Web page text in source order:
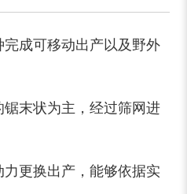
成可移动出产以及野外
末状为主，经过筛网进
更换出产，能够依据实
水滴式粉碎机